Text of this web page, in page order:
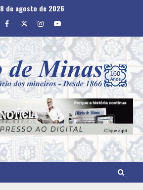
8 de agosto de 2026
Facebook
TwitterInstagram
Youtube